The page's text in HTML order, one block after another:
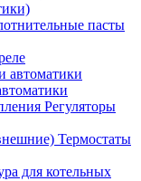
пасты
Регуляторы
Термостаты
для котельных